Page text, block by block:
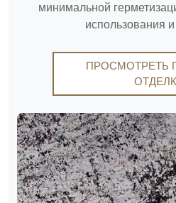
минимальной
использования
ПРОСМОТРЕТЬ